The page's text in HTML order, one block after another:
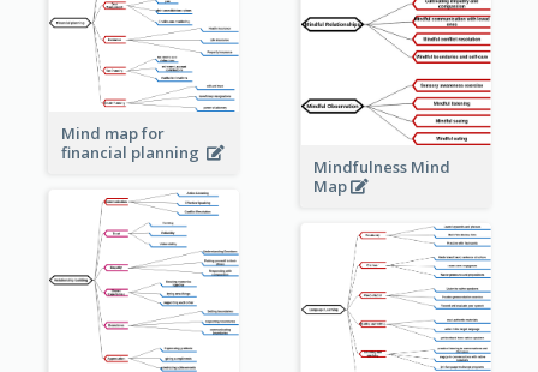
Mindfulness Mind
Map
Mind map for
financial planning